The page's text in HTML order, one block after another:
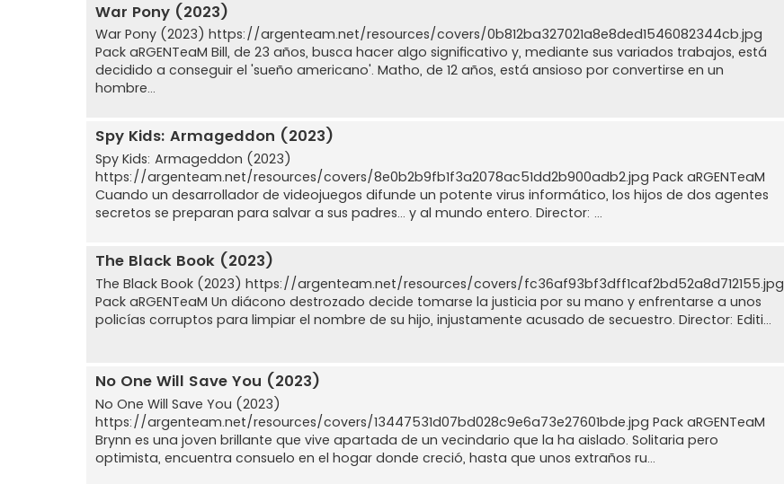
War Pony (2023)
War Pony (2023) https://argenteam.net/resources/covers/0b812ba327021a8e8ded1546082344cb.jpg
Pack aRGENTeaM Bill, de 23 años, busca hacer algo significativo y, mediante sus variados trabajos, está
decidido a conseguir el 'sueño americano'. Matho, de 12 años, está ansioso por convertirse en un
hombre...
Spy Kids: Armageddon (2023)
Spy Kids: Armageddon (2023)
https://argenteam.net/resources/covers/8e0b2b9fb1f3a2078ac51dd2b900adb2.jpg Pack aRGENTeaM
Cuando un desarrollador de videojuegos difunde un potente virus informático, los hijos de dos agentes
secretos se preparan para salvar a sus padres... y al mundo entero. Director: ...
The Black Book (2023)
The Black Book (2023) https://argenteam.net/resources/covers/fc36af93bf3dff1caf2bd52a8d712155.jpg
Pack aRGENTeaM Un diácono destrozado decide tomarse la justicia por su mano y enfrentarse a unos
policías corruptos para limpiar el nombre de su hijo, injustamente acusado de secuestro. Director: Editi...
No One Will Save You (2023)
No One Will Save You (2023)
https://argenteam.net/resources/covers/13447531d07bd028c9e6a73e27601bde.jpg Pack aRGENTeaM
Brynn es una joven brillante que vive apartada de un vecindario que la ha aislado. Solitaria pero
optimista, encuentra consuelo en el hogar donde creció, hasta que unos extraños ru...